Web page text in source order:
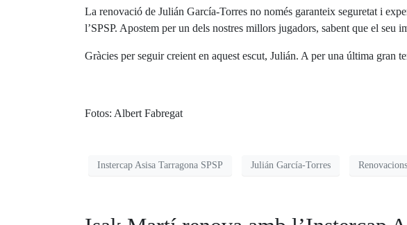
La renovació de Julián García-Torres no només garanteix seguretat i
l’SPSP. Apostem per un dels nostres millors jugadors, sabent que el seu
Gràcies per seguir creient en aquest escut, Julián. A per una última gran
Fotos: Albert Fabregat
Instercap Asisa Tarragona SPSP Julián García-Torres Renovacions